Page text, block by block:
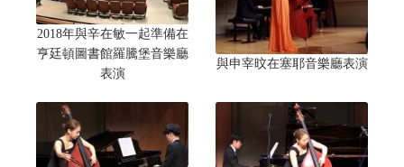
2018年與辛在敏一起準備在
亨廷頓圖書館羅騰堡音樂廳
表演
與申宰旼在塞耶音樂廳表演